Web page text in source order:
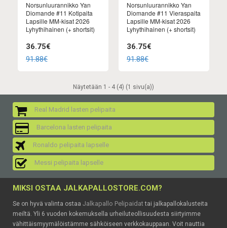
Norsunluurannikko Yan
Diomande #11 Kotipaita
Lapsille MM-kisat 2026
Lyhythihainen (+ shortsit)
36.75€
91.88€
Norsunluurannikko Yan
Diomande #11 Vieraspaita
Lapsille MM-kisat 2026
Lyhythihainen (+ shortsit)
36.75€
91.88€
Näytetään 1 - 4 (4) (1 sivu(a))
Real Madrid lasten pelipaita
Barcelona lasten pelipaita
Ronaldo pelipaita lapselle
Messi pelipaita lapselle
MIKSI OSTAA JALKAPALLOSTORE.COM?
Se on hyvä valinta ostaa Jalkapallo Pelipaidattai jalkapallokalusteita
meiltä. Yli 6 vuoden kokemuksella urheiluteollisuudesta siirtyimme
vähittäismyymälöistämme sähköiseen verkkokauppaan. Voit nauttia